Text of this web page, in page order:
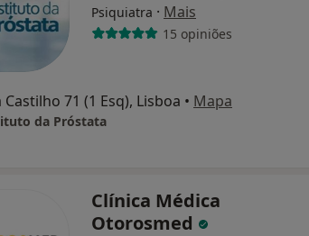
Psiquiatra · Mais
15 opiniões
Castilho 71 (1 Esq), Lisboa • Mapa
da Próstata
Clínica Médica
Otorosmed